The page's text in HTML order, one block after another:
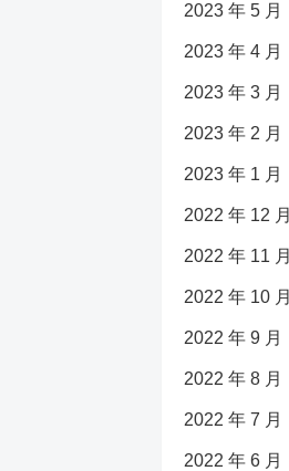
2023 年 5 月
2023 年 4 月
2023 年 3 月
2023 年 2 月
2023 年 1 月
2022 年 12 月
2022 年 11 月
2022 年 10 月
2022 年 9 月
2022 年 8 月
2022 年 7 月
2022 年 6 月